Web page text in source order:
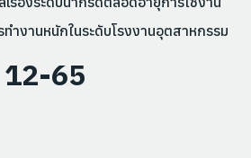
ำงานหนักในระดับโรงงานอุตสาหกรรม
12-65